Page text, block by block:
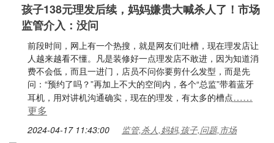
孩子138元理发后续，妈妈嫌贵大喊杀人了！市场
监管介入：没问
前段时间，网上有一个热搜，就是网友们吐槽，现在理发店让
人越来越看不懂。凡是装修好一点理发店不敢进，因为知道消
费不会低，而且一进门，店员不问你要剪什么发型，而是先
问：“预约了吗？”再加上不大的空间内，各个“总监”带着蓝牙
耳机，用对讲机沟通确实，现在的理发，有太多的槽点……
更多
2024-04-17 11:43:00 监管,杀人,妈妈,孩子,问题,市场